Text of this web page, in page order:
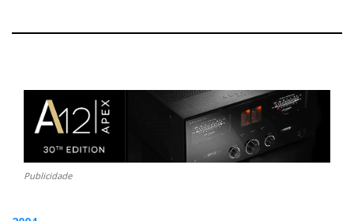
Publicidade